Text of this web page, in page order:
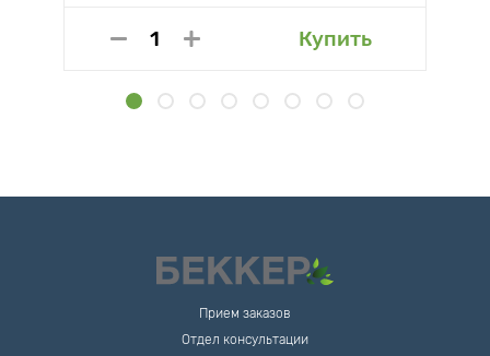
Купить
Прием заказов
Отдел консультации